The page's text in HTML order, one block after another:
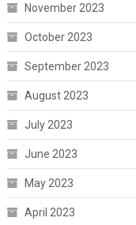
November 2023
October 2023
September 2023
August 2023
July 2023
June 2023
May 2023
April 2023